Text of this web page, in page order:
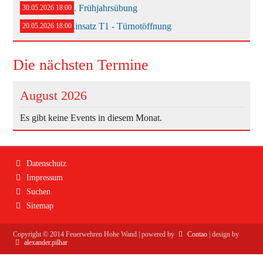
Bekleidung
30.05.2026 18:003. Frühjahrsübung
20.05.2026 18:00Einsatz T1 - Türnotöffnung
Die nächsten Termine
August 2026
Es gibt keine Events in diesem Monat.
Navigation
Datenschutz
Impressum
Suchen
Sitemap
Copyright ©2014 Feuerwehren Hohe Wand | powered by Contao | design by
alexander.pilhar